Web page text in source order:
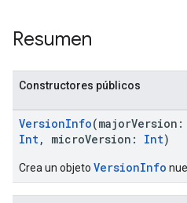
Resumen
Constructores públicos
VersionInfo(majorVersion:
Int, microVersion: Int)
Crea un objeto VersionInfo